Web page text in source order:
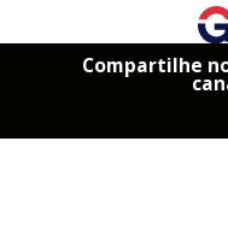
Compartilhe